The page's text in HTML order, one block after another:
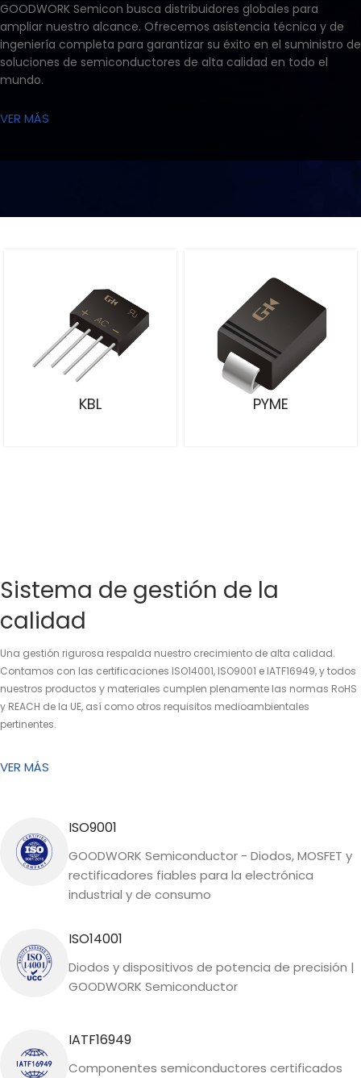
GOODWORK Semicon busca distribuidores globales para
ampliar nuestro alcance. Ofrecemos asistencia técnica y de
ingeniería completa para garantizar su éxito en el suministro de
soluciones de semiconductores de alta calidad en todo el
mundo.
VER MÁS
KBL PYME
Sistema de gestión de la
calidad
Una gestión rigurosa respalda nuestro crecimiento de alta calidad.
Contamos con las certificaciones ISO14001, ISO9001 e IATF16949, y todos
nuestros productos y materiales cumplen plenamente las normas RoHS
y REACH de la UE, así como otros requisitos medioambientales
pertinentes.
VER MÁS
ISO9001
GOODWORK Semiconductor - Diodos, MOSFET y
rectificadores fiables para la electrónica
industrial y de consumo
ISO14001
Diodos y dispositivos de potencia de precisión |
GOODWORK Semiconductor
IATF16949
Componentes semiconductores certificados